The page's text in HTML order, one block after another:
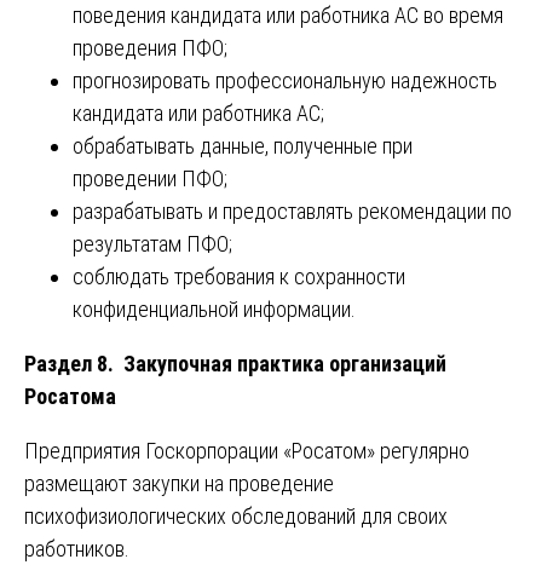
поведения кандидата или работника АС во время
проведения ПФО;
прогнозировать профессиональную надежность
кандидата или работника АС;
обрабатывать данные, полученные при
проведении ПФО;
разрабатывать и предоставлять рекомендации по
результатам ПФО;
соблюдать требования к сохранности
конфиденциальной информации.
Раздел 8. Закупочная практика организаций
Росатома
Предприятия Госкорпорации «Росатом» регулярно
размещают закупки на проведение
психофизиологических обследований для своих
работников.